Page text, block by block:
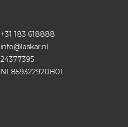
+31 183 618888
info@laskar.nl
24377395
NL859322920B01